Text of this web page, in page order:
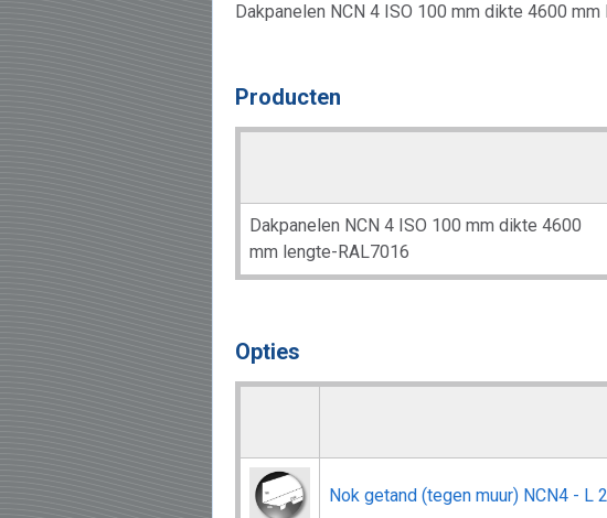
Dakpanelen NCN 4 ISO 100 mm dikte 4600
Producten
Dakpanelen NCN 4 ISO 100 mm dikte 4600
mm lengte-RAL7016
Opties
Nok getand (tegen muur) NCN4 - L